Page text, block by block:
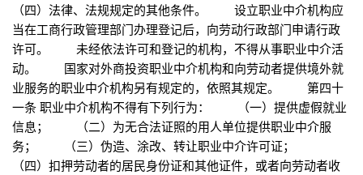
（四）法律、法规规定的其他条件。 设立职业中介机构应
当在工商行政管理部门办理登记后，向劳动行政部门申请行政
许可。 未经依法许可和登记的机构，不得从事职业中介活
动。 国家对外商投资职业中介机构和向劳动者提供境外就
业服务的职业中介机构另有规定的，依照其规定。 第四十
一条 职业中介机构不得有下列行为： （一）提供虚假就业
信息； （二）为无合法证照的用人单位提供职业中介服
务； （三）伪造、涂改、转让职业中介许可证；
（四）扣押劳动者的居民身份证和其他证件，或者向劳动者收